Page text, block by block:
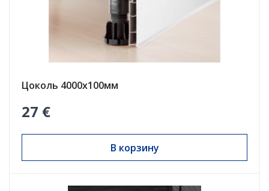
Цоколь 4000х100мм
27 €
В корзину